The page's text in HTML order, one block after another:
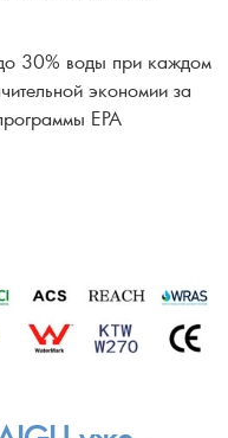
30% воды при каждом
экономии за
EPA